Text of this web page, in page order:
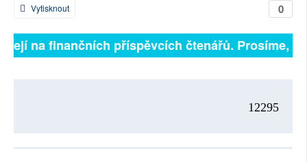
0
Vytisknout
na finančních příspěvcích čtenářů. Prosíme,
12295